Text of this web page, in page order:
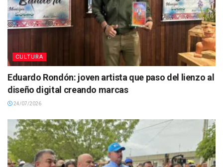
CULTURA
Eduardo Rondón: joven artista que paso del lienzo al
diseño digital creando marcas
24/07/2026